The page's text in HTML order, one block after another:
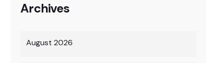
Archives
August 2026